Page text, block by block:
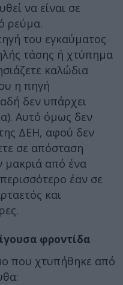
να είναι σε
ρεύμα.
του εγκαύματος
τάσης ή χτύπημα
καλώδια
η πηγή
δεν υπάρχει
Αυτό όμως δεν
ΔΕΗ, αφού δεν
σε απόσταση
μακριά από ένα
έαν σε
και
φροντίδα
που χτυπήθηκε από